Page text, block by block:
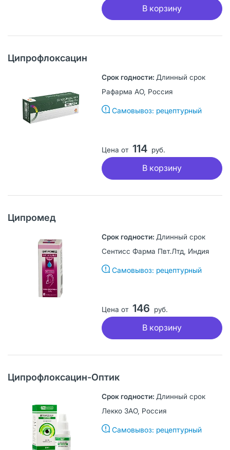
В корзину
Ципрофлоксацин
Длинный срок
Рафарма АО, Россия
Самовывоз: рецептурный
Цена от 114 руб.
В корзину
Ципромед
Длинный срок
Сентисс Фарма Пвт.Лтд, Индия
Самовывоз: рецептурный
Цена от 146 руб.
В корзину
Ципрофлоксацин-Оптик
Длинный срок
Лекко ЗАО, Россия
Самовывоз: рецептурный